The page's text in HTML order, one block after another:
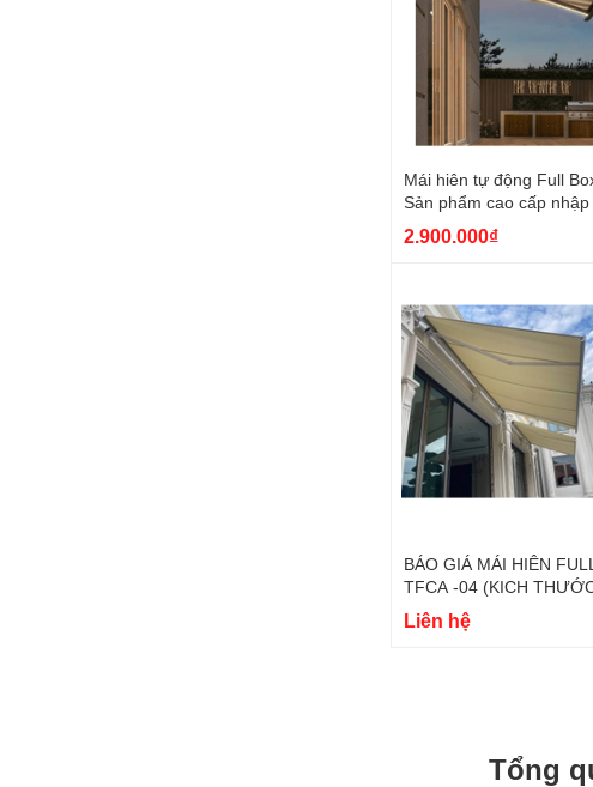
Mái hiên tự động Full
Sản phẩm cao cấp nhập
100%
2.900.000₫
BÁO GIÁ MÁI HIÊN
TFCA -04 (KICH THƯỚC
CHAY RA 3M)
Liên hệ
Tổng